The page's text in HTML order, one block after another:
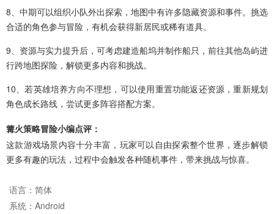
8、中期可以组织小队外出探索，地图中有许多隐藏资源和事件。挑选
合适的角色参与冒险，有机会获得新居民或稀有道具。
9、资源与实力提升后，可考虑建造船坞并制作船只，前往其他岛屿进
行跨地图探险，解锁更多内容和挑战。
10、若英雄培养方向不理想，可以使用重置功能返还资源，重新规划
角色成长路线，尝试更多阵容搭配方案。
篝火策略冒险小编点评：
这款游戏场景内容十分丰富，玩家可以自由探索整个世界，逐步解锁
更多有趣的玩法，过程中会触发各种随机事件，带来挑战与惊喜。
语言： 简体
系统： Android